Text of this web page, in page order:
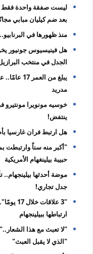
ليست صفقة واحدة فقط
بعد ضم كيليان مبابي
منذ ظهورها في
هل فينيسيوس جونيور
الجدل في منتخب
يبلغ من
مدريد
خوسيه مونويرا
ينتفض!
هل ارتبط فران غارسيا
"أكبر منه سناً
حبيبة بيلينغهام الأمريكية
موضة أحدثها
جدل تجاري!
"3
ارتباطها ببيلينجهام
"لا تعبث مع هذا
"الذي لا يقبل العبث"